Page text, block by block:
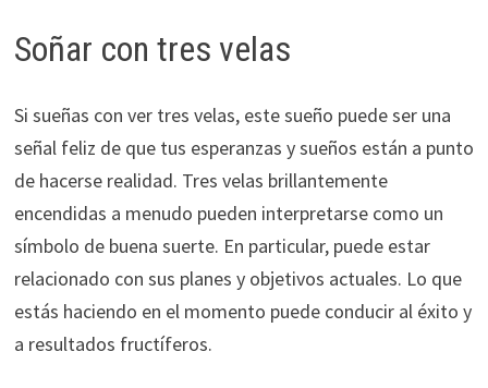
Soñar con tres velas
Si sueñas con ver tres velas, este sueño puede ser una
señal feliz de que tus esperanzas y sueños están a punto
de hacerse realidad. Tres velas brillantemente
encendidas a menudo pueden interpretarse como un
símbolo de buena suerte. En particular, puede estar
relacionado con sus planes y objetivos actuales. Lo que
estás haciendo en el momento puede conducir al éxito y
a resultados fructíferos.